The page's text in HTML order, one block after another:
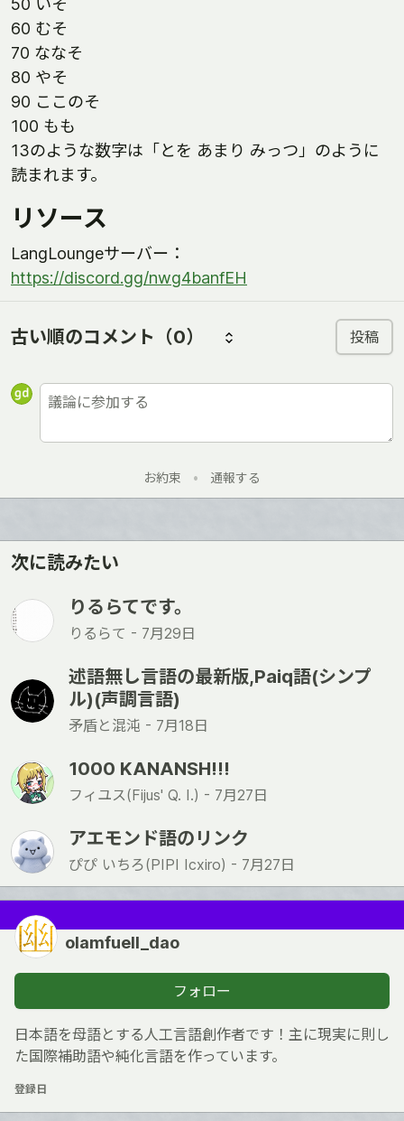
50 いそ
60 むそ
70 ななそ
80 やそ
90 ここのそ
100 もも
13のような数字は「とを あまり みっつ」のように
読まれます。
リソース
LangLoungeサーバー：
https://discord.gg/nwg4banfEH
古い順のコメント （0） 投稿
お約束 • 通報する
次に読みたい
りるらてです。
りるらて - 7月29日
述語無し言語の最新版,Paiq語(シンプ
ル)(声調言語)
矛盾と混沌 - 7月18日
1000 KANANSH!!!
フィユス(Fijus' Q. I.) - 7月27日
アエモンド語のリンク
ぴぴ いちろ(PIPI Icxiro) - 7月27日
olamfuell_dao
フォロー
日本語を母語とする人工言語創作者です！主に現実に則し
た国際補助語や純化言語を作っています。
登録日